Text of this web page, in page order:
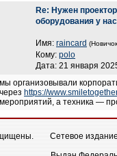
Re: Нужен
оборудования у
Имя: raincard
Кому: polo
Дата: 21 января
мы организовывали
через https://
мероприятий, а техника —
Сетевое